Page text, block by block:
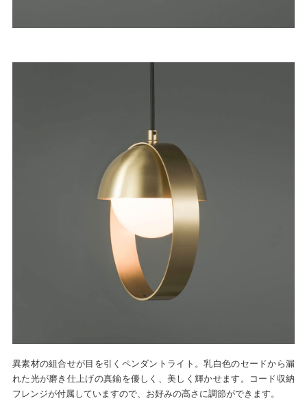
異素材の組合せが目を引くペンダントライト。乳白色のセードから漏
れた光が磨き仕上げの真鍮を優しく、美しく輝かせます。コード収納
フレンジが付属していますので、お好みの高さに調節ができます。